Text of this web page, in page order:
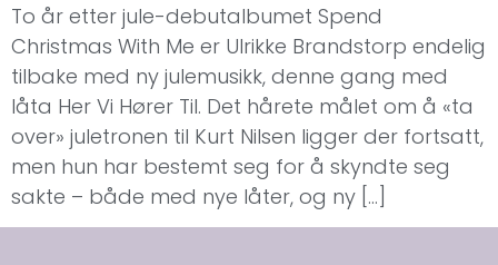
To år etter jule-debutalbumet Spend
Christmas With Me er Ulrikke Brandstorp endelig
tilbake med ny julemusikk, denne gang med
låta Her Vi Hører Til. Det hårete målet om å «ta
over» juletronen til Kurt Nilsen ligger der fortsatt,
men hun har bestemt seg for å skyndte seg
sakte – både med nye låter, og ny […]